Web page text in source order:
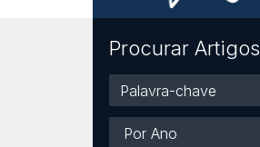
Procurar Artigos
Palavra-
chave
Ano